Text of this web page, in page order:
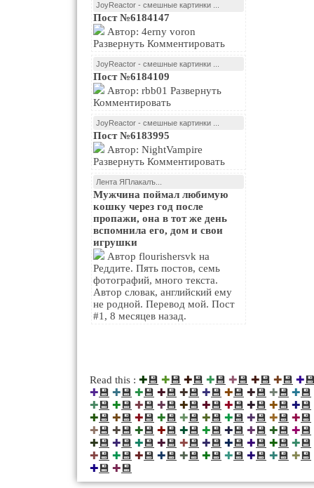
JoyReactor - смешные картинки ...
Пост №6184147
Развернуть Комментировать
JoyReactor - смешные картинки ...
Пост №6184109
Комментировать
JoyReactor - смешные картинки ...
Пост №6183995
Развернуть Комментировать
Лента ЯПлакалъ...
Мужчина поймал любимую
кошку через год после
пропажи, она в тот же день
вспомнила его, дом и свои
игрушки
Реддите. Пять постов, семь
фотографий, много текста.
Автор словак, английский ему
не родной. Перевод мой. Пост
#1, 8 месяцев назад.
Read this : ✚💾 ✚💾 ✚💾 ✚💾 ✚💾 ✚💾 ✚💾 ✚
✚💾 ✚💾 ✚💾 ✚💾 ✚💾 ✚💾 ✚💾 ✚💾 ✚💾 ✚💾
✚💾 ✚💾 ✚💾 ✚💾 ✚💾 ✚💾 ✚💾 ✚💾 ✚💾 ✚💾
✚💾 ✚💾 ✚💾 ✚💾 ✚💾 ✚💾 ✚💾 ✚💾 ✚💾 ✚💾
✚💾 ✚💾 ✚💾 ✚💾 ✚💾 ✚💾 ✚💾 ✚💾 ✚💾 ✚💾
✚💾 ✚💾 ✚💾 ✚💾 ✚💾 ✚💾 ✚💾 ✚💾 ✚💾 ✚💾
✚💾 ✚💾 ✚💾 ✚💾 ✚💾 ✚💾 ✚💾 ✚💾 ✚💾 ✚💾
✚💾 ✚💾